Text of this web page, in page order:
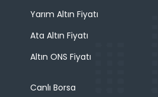
Yarım Altın Fiyatı
Ata Altın Fiyatı
Altın ONS Fiyatı
Canlı Borsa